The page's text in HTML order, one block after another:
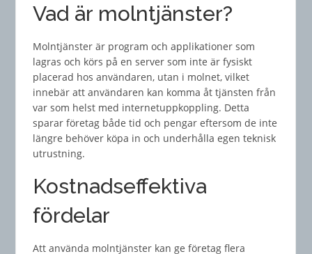
Vad är molntjänster?
Molntjänster är program och applikationer som
lagras och körs på en server som inte är fysiskt
placerad hos användaren, utan i molnet, vilket
innebär att användaren kan komma åt tjänsten från
var som helst med internetuppkoppling. Detta
sparar företag både tid och pengar eftersom de inte
längre behöver köpa in och underhålla egen teknisk
utrustning.
Kostnadseffektiva
fördelar
Att använda molntjänster kan ge företag flera